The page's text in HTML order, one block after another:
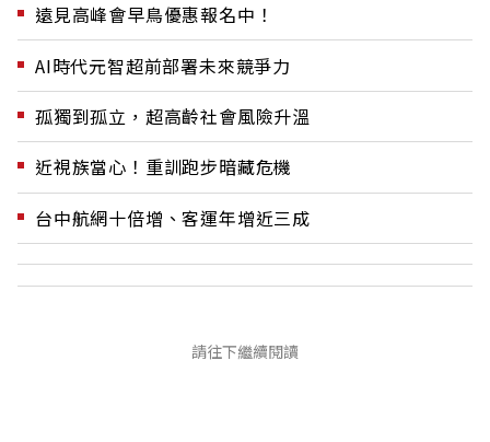
遠見高峰會早鳥優惠報名中！
AI時代元智超前部署未來競爭力
孤獨到孤立，超高齡社會風險升溫
近視族當心！重訓跑步暗藏危機
台中航網十倍增、客運年增近三成
請往下繼續閱讀